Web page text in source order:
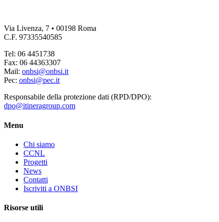
Via Livenza, 7 • 00198 Roma
C.F. 97335540585
Tel: 06 4451738
Fax: 06 44363307
Mail: onbsi@onbsi.it
Pec: onbsi@pec.it
Responsabile della protezione dati (RPD/DPO):
dpo@itineragroup.com
Menu
Chi siamo
CCNL
Progetti
News
Contatti
Iscriviti a ONBSI
Risorse utili